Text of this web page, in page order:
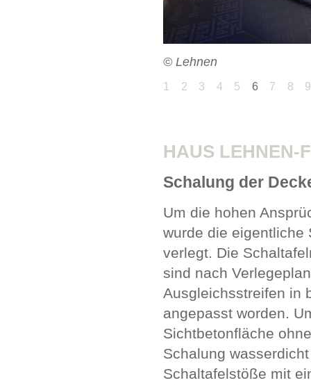
© Lehnen
1 2 3 4 5 6 7 8 9
HAUS LEHNEN-
Schalung der
Um die hohen
wurde die eigentliche
verlegt. Die
sind nach
Ausgleichsstreifen in
angepasst worden.
Sichtbetonfläche
Schalung
Schaltafelstöße mit